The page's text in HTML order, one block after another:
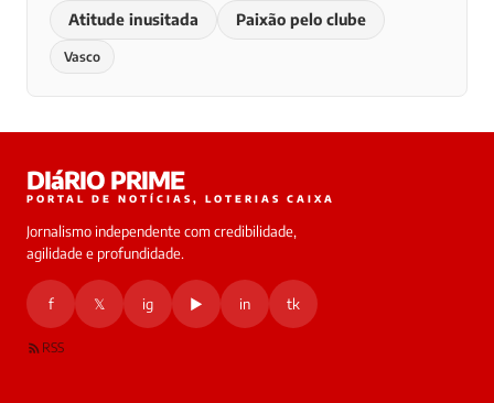
Atitude inusitada Paixão pelo clube
Vasco
DIáRIO PRIME
PORTAL DE NOTÍCIAS, LOTERIAS CAIXA
Jornalismo independente com credibilidade,
agilidade e profundidade.
f 𝕏 ig ▶ in tk
RSS